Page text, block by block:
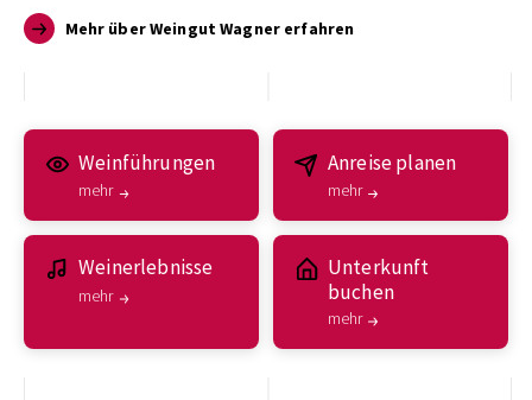
Mehr über Weingut Wagner erfahren
Weinführungen
mehr
Anreise planen
mehr
Weinerlebnisse
mehr
Unterkunft
buchen
mehr